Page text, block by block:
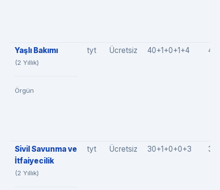
Yaşlı Bakımı
(2 Yıllık)
Örgün
tyt Ücretsiz 40+1+0+1+4
Sivil Savunma ve
İtfaiyecilik
(2 Yıllık)
tyt Ücretsiz 30+1+0+0+3